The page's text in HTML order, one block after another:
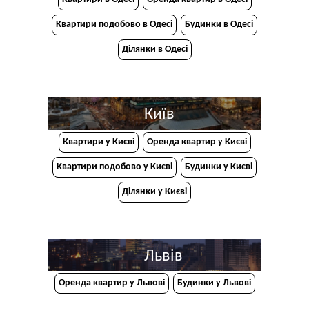
Квартири подобово в Одесі Будинки в Одесі
Ділянки в Одесі
Київ
Квартири у Києві Оренда квартир у Києві
Квартири подобово у Києві Будинки у Києві
Ділянки у Києві
Львів
Оренда квартир у Львові Будинки у Львові